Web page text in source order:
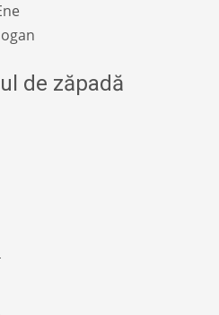
de zăpadă